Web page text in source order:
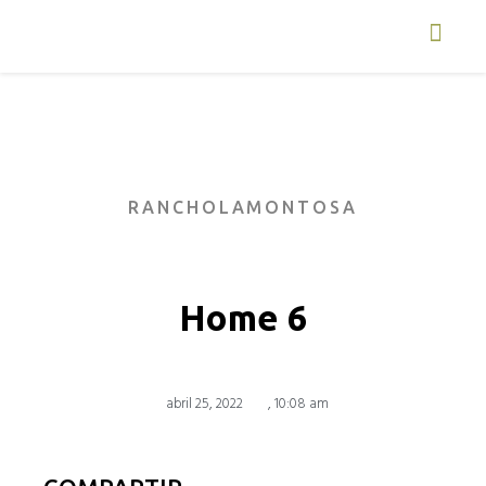
RANCHOLAMONTOSA
Home 6
abril 25, 2022 ,10:08 am